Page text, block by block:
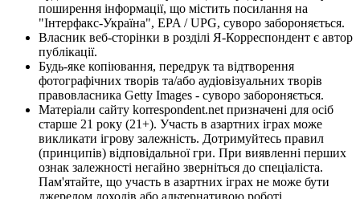
поширення інформації, що містить посилання на
"Інтерфакс-Україна", EPA / UPG, суворо забороняється.
Власник веб-сторінки в розділі Я-Корреспондент є автор
публікації.
Будь-яке копіювання, передрук та відтворення
фотографічних творів та/або аудіовізуальних творів
правовласника Getty Images - суворо забороняється.
Матеріали сайту korrespondent.net призначені для осіб
старше 21 року (21+). Участь в азартних іграх може
викликати ігрову залежність. Дотримуйтесь правил
(принципів) відповідальної гри. При виявленні перших
ознак залежності негайно зверніться до спеціаліста.
Пам'ятайте, що участь в азартних іграх не може бути
джерелом доходів або альтернативою роботі.